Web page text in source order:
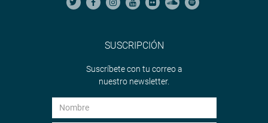
SUSCRIPCIÓN
Suscríbete con tu correo a
nuestro newsletter.